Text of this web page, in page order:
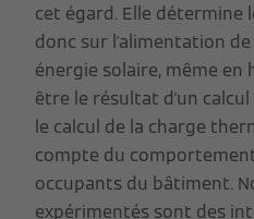
cet égard. Elle détermine
donc sur l'alimentation
énergie solaire, même en
être le résultat d'un
le calcul de la charge
compte du
occupants du bâtiment.
expérimentés sont des